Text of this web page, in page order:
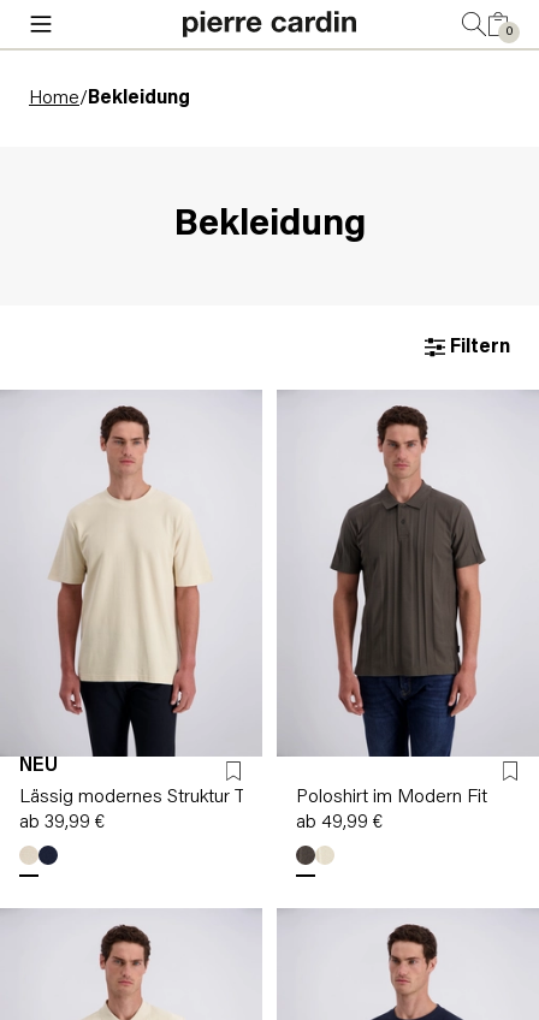
0
Home/ Bekleidung
Bekleidung
Filtern
NEU
Lässig modernes Struktur T-shirt
ab 39,99 €
Poloshirt im Modern Fit
ab 49,99 €